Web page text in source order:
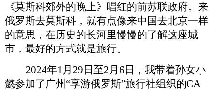
《莫斯科郊外的晚上》唱红的前苏联政府。来
俄罗斯去莫斯科， 就有点像来中国去北京一样
的意思，在历史的长河里慢慢的了解这座城
市，最好的方式就是旅行。
2024年1月29日至2月6日，我带着孙女小
懿参加了广州 “享游俄罗斯”旅行社组织的CA